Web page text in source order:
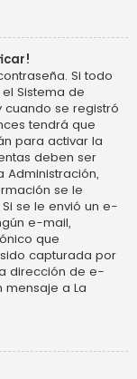
Si todo
Sistema de
cuando se registró
tendrá que
para activar la
deben ser
Administración,
se le
se le envió un e-
e-mail,
que
capturada por
dirección de e-
a La